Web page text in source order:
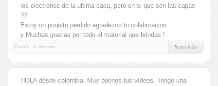
los electrones de la ultima capa, pero en si que son las capas
??
Estoy un poquito perdido agradezco tu colaboracion
y Muchas gracias por todo el material que brindas !
Camilo,
12 Años Antes Responder
HOLA desde colombia. Muy buenos tus vídeos. Tengo una